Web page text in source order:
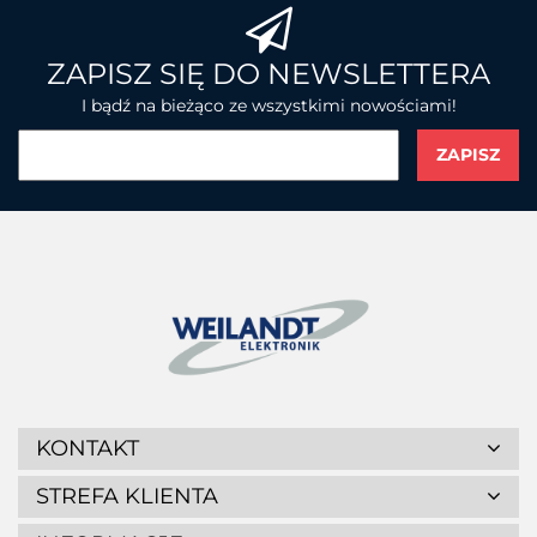
BROTHER
ZAPISZ SIĘ DO NEWSLETTERA
I bądź na bieżąco ze wszystkimi nowościami!
KONTAKT
STREFA KLIENTA